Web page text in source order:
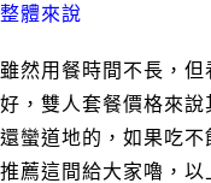
整體來說
雖然用餐時間不長，
好，雙人套餐價格來
還蠻道地的，如果吃不
推薦這間給大家嚕，以